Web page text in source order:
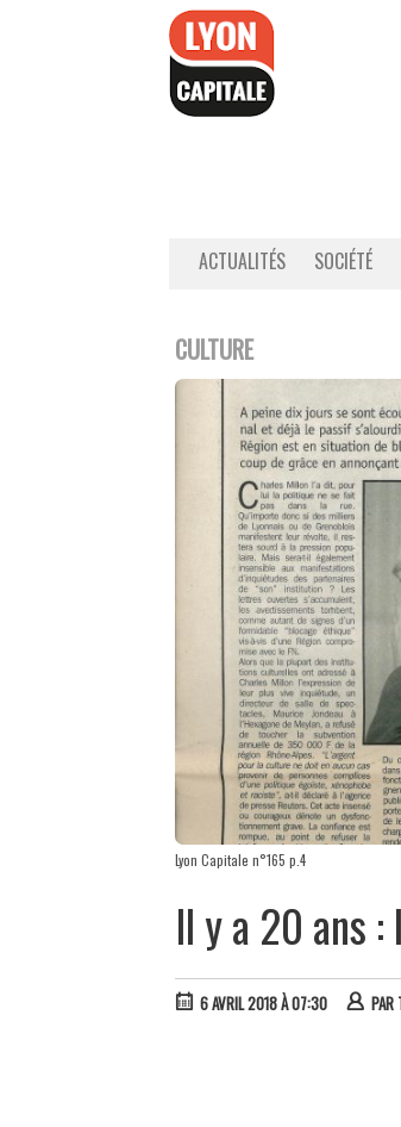
ACTUALITÉS SOCIÉTÉ
CULTURE
Lyon Capitale n°165 p.4
Il y a 20 ans
6 AVRIL 2018 À 07:30 PAR